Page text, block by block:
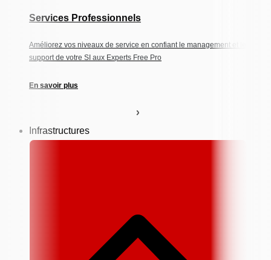
Services Professionnels
Améliorez vos niveaux de service en confiant le management et le
support de votre SI aux Experts Free Pro
En savoir plus
Infrastructures